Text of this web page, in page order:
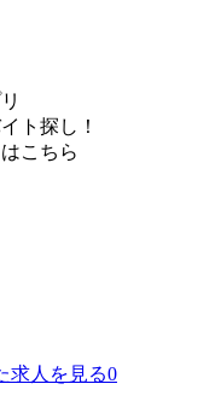
ト探し！
こちら
求人を見る0